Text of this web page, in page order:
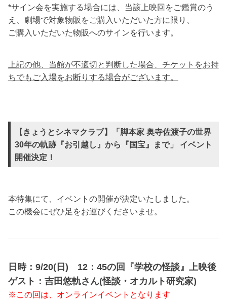
*サイン会を実施する場合には、当該上映回をご鑑賞のう
え、劇場で対象物販をご購入いただいた方に限り、
ご購入いただいた物販へのサインを行います。
上記の他、当館が不適切と判断した場合、チケットをお持
ちでもご入場をお断りする場合がございます。
【きょうとシネマクラブ】「脚本家 奥寺佐渡子の世界
30年の軌跡『お引越し』から『国宝』まで」 イベント
開催決定！
本特集にて、イベントの開催が決定いたしました。
この機会にぜひ足をお運びくださいませ。
日時：9/20(日) 12：45の回『学校の怪談』
上映後
ゲスト：吉田悠軌さん(怪談・オカルト研究家)
※この回は、オンラインイベントとなります